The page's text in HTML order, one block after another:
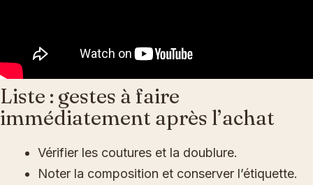
Liste : gestes à faire
immédiatement après l’achat
Vérifier les coutures et la doublure.
Noter la composition et conserver l’étiquette.